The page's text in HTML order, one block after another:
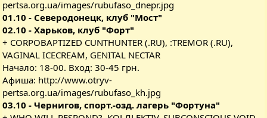
pertsa.org.ua/images/rubufaso_dnepr.jpg
01.10 - Северодонецк, клуб "Мост"
02.10 - Харьков, клуб "Форт"
+ CORPOBAPTIZED CUNTHUNTER (.RU), :TREMOR (.RU),
VAGINAL ICECREAM, GENITAL NECTAR
Начало: 18-00. Вход: 30-45 грн.
Афиша: http://www.otryv-
pertsa.org.ua/images/rubufaso_kh.jpg
03.10 - Чернигов, спорт.-озд. лагерь "Фортуна"